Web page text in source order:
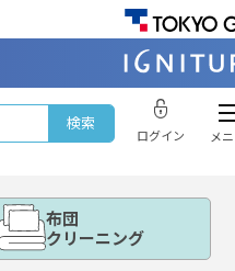
ログイン メ
布団
クリーニング